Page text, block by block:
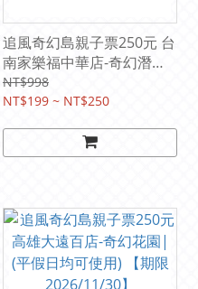
追風奇幻島親子票250元 台
南家樂福中華店-奇幻潛艇
堡 (平假日均可使用)【期限
2027/1/24】
NT$998
NT$199 ~ NT$250